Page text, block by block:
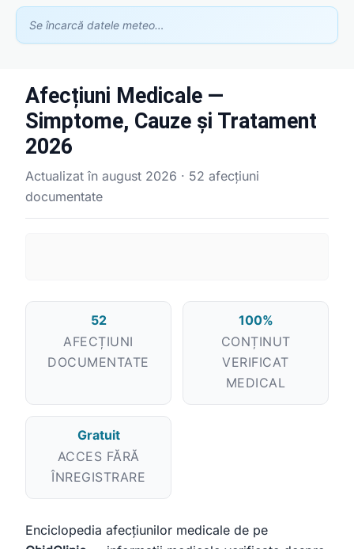
Se încarcă datele meteo…
Afecțiuni Medicale —
Simptome, Cauze și Tratament
2026
Actualizat în august 2026 · 52 afecțiuni
documentate
52
AFECȚIUNI
DOCUMENTATE
100%
CONȚINUT
VERIFICAT
MEDICAL
Gratuit
ACCES FĂRĂ
ÎNREGISTRARE
Enciclopedia afecțiunilor medicale de pe
Ești medic sau ai o clinică medicală?
Apari în recomandările noastre — scrie-ne lacontact@ghidclinic.ro
Bună! Spuneți-mi ce căutați — un medic sau o clinică — și vă
Toate
Încercați: